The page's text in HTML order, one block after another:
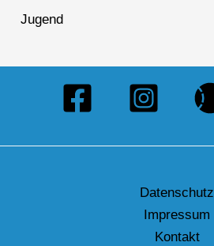
Jugend
Datenschutz
Impressum
Kontakt